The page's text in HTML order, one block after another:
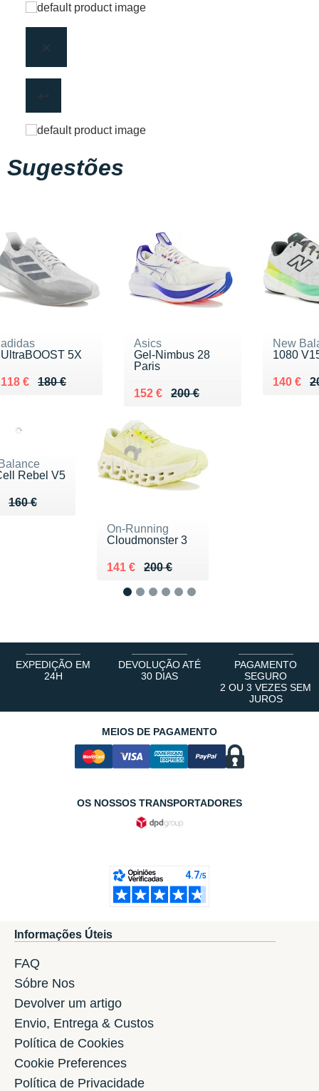
Sugestões
adidas
UltraBOOST 5X
180 €
Au lieu de 180 €
118 €
Vendu 118 €
Asics
Gel-Nimbus 28
Paris
200 €
Au lieu de 200 €
152 €
Vendu 152 €
New
1080
Au lieu
140 €
Vendu
Rebel V5
160 €
de 160 €
115 €
On-Running
Cloudmonster 3
200 €
Au lieu de 200 €
141 €
Vendu 141 €
EXPEDIÇÃO EM
24H
DEVOLUÇÃO ATÉ
30 DIAS
PAGAMENTO
SEGURO
2 OU 3 VEZES SEM
JUROS
MEIOS DE PAGAMENTO
OS NOSSOS TRANSPORTADORES
Informações Úteis
FAQ
Sóbre Nos
Devolver um artigo
Envio, Entrega & Custos
Política de Cookies
Cookie Preferences
Política de Privacidade